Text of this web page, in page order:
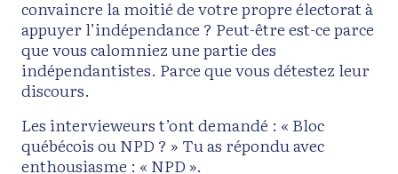
convaincre la moitié de votre propre électorat à
appuyer l’indépendance ? Peut-être est-ce parce
que vous calomniez une partie des
indépendantistes. Parce que vous détestez leur
discours.
Les intervieweurs t’ont demandé : « Bloc
québécois ou NPD ? » Tu as répondu avec
enthousiasme : « NPD ».